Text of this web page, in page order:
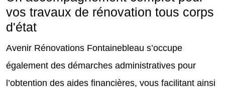
vos travaux de rénovation tous corps
d'état
Avenir Rénovations Fontainebleau s’occupe
également des démarches administratives pour
l’obtention des aides financières, vous facilitant ainsi